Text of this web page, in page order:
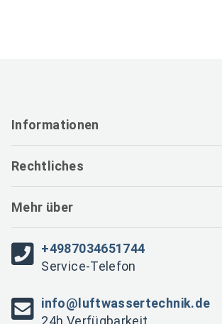
Informationen
Rechtliches
Mehr über
+4987034651744
Service-Telefon
info@luftwassertechnik.de
24h Verfügbarkeit